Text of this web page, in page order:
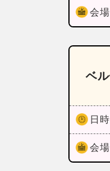
会場
ベ
日時
会場